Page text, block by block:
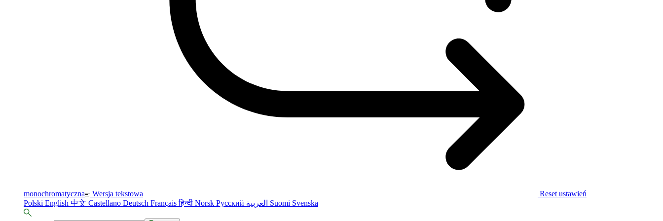
monochromatyczna Wersja tekstowa
Reset ustawień
Polski English 中文 Castellano Deutsch Françaisहिन्दी Norsk Русский Suomi Svenska